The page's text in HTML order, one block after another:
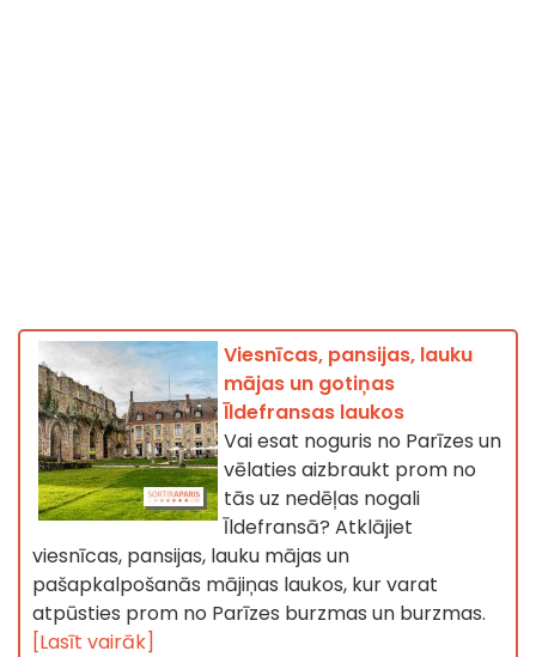
Viesnīcas, pansijas, lauku
mājas un gotiņas
Īldefransas laukos
Vai esat noguris no Parīzes un
vēlaties aizbraukt prom no
tās uz nedēļas nogali
Īldefransā? Atklājiet
viesnīcas, pansijas, lauku mājas un
pašapkalpošanās mājiņas laukos, kur varat
atpūsties prom no Parīzes burzmas un burzmas.
[Lasīt vairāk]